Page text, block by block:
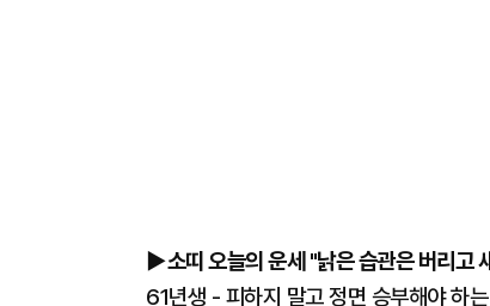
▶소띠 오늘의 운세 "낡은 습관은 버리고
61년생 - 피하지 말고 정면 승부해야 하